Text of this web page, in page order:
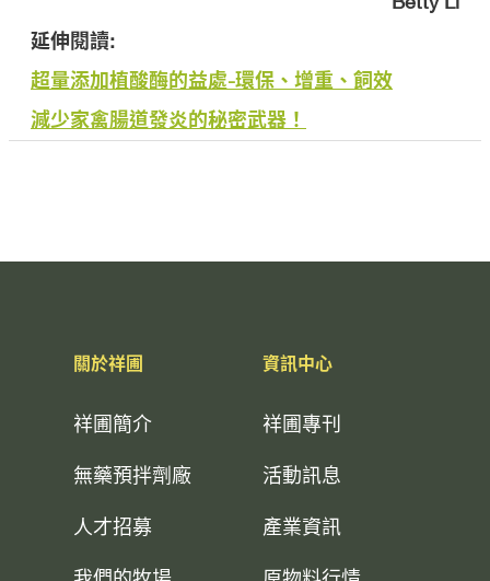
延伸閱讀:
超量添加植酸酶的益處-環保、增重、飼效
減少家禽腸道發炎的秘密武器！
關於祥圃
祥圃簡介
無藥預拌劑廠
人才招募
資訊中心
祥圃專刊
活動訊息
產業資訊